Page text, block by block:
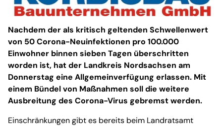
Nachdem der als kritisch geltenden Schwellenwert
von 50 Corona-Neuinfektionen pro 100.000
Einwohner binnen sieben Tagen überschritten
worden ist, hat der Landkreis Nordsachsen am
Donnerstag eine Allgemeinverfügung erlassen. Mit
einem Bündel von Maßnahmen soll die weitere
Ausbreitung des Corona-Virus gebremst werden.
Einschränkungen gibt es bereits beim Landratsamt